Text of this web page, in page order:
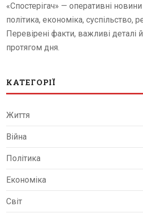
«Спостерігач» — оперативні новини
політика, економіка, суспільство,
Перевірені факти, важливі деталі
протягом дня.
КАТЕГОРІЇ
Життя
Війна
Політика
Економіка
Світ